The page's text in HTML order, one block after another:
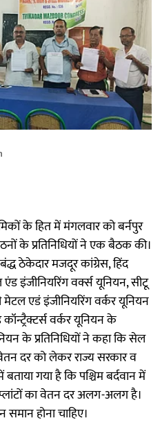
के हित में मंगलवार को बर्नपुर
के प्रतिनिधियों ने एक बैठक की।
ठेकेदार मजदूर कांग्रेस, हिंद
इंजीनियरिंग वर्क्स यूनियन, सीटू
एडं इंजीनियरिंग वर्कर यूनियन
वर्कर यूनियन के
के प्रतिनिधियों ने कहा कि सेल
दर को लेकर राज्य सरकार व
बताया गया है कि पश्चिम बर्दवान में
का वेतन दर अलग-अलग है।
होना चाहिए।